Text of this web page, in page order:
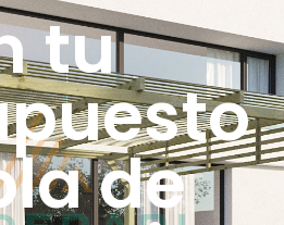
tu
de